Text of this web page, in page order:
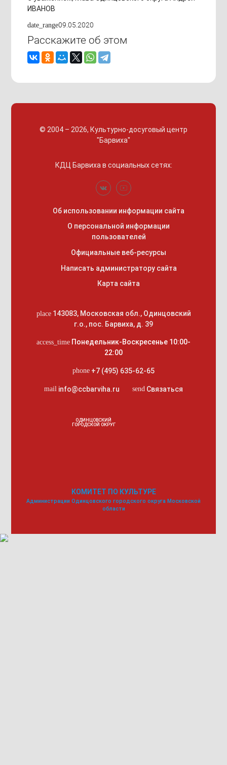
ИВАНОВ
date_range09.05.2020
Расскажите об этом
© 2004 – 2026, Культурно-досуговый центр
"Барвиха"
КДЦ Барвиха в социальных сетях:
Об использовании информации сайта
О персональной информации
пользователей
Официальные веб-ресурсы
Написать администратору сайта
Карта сайта
place 143083, Московская обл., Одинцовский
г.о., пос. Барвиха, д. 39
access_time Понедельник-Воскресенье 10:00-
22:00
phone +7 (495) 635-62-65
mail info@ccbarviha.ru send Связаться
ОДИНЦОВСКИЙ
ГОРОДСКОЙ ОКРУГ
КОМИТЕТ ПО КУЛЬТУРЕ
Администрации Одинцовского городского округа Московской
области